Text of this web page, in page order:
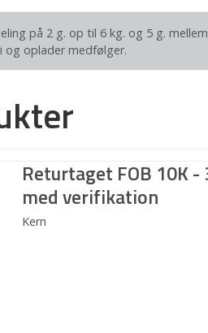
på 2 g. op til 6 kg. og 5 g.
oplader medfølger.
Returtaget FOB 10K -
med verifikation
Kern